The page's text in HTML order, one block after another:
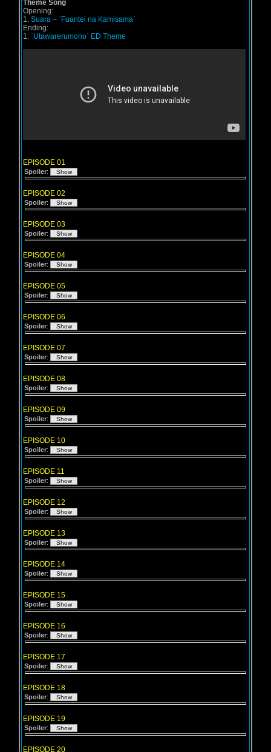
Theme Song
Opening:
1. Suara – `Fuantei na Kamisama`
Ending:
1. `Utawarerumono` ED Theme
EPISODE 01
Spoiler:
EPISODE 02
Spoiler:
EPISODE 03
Spoiler:
EPISODE 04
Spoiler:
EPISODE 05
Spoiler:
EPISODE 06
Spoiler:
EPISODE 07
Spoiler:
EPISODE 08
Spoiler:
EPISODE 09
Spoiler:
EPISODE 10
Spoiler:
EPISODE 11
Spoiler:
EPISODE 12
Spoiler:
EPISODE 13
Spoiler:
EPISODE 14
Spoiler:
EPISODE 15
Spoiler:
EPISODE 16
Spoiler:
EPISODE 17
Spoiler:
EPISODE 18
Spoiler:
EPISODE 19
Spoiler:
EPISODE 20